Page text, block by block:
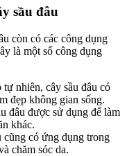
sầu đâu
còn có các công dụng
là một số công dụng
nhiên, cây sầu đâu có
đẹp không gian sống.
đâu được sử dụng để làm
khác.
cũng có ứng dụng trong
chăm sóc da.